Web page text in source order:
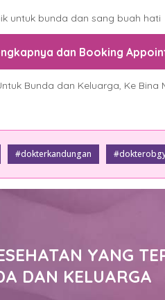
untuk bunda dan sang buah hati
dan Booking
Bunda dan Keluarga, Ke Bina
#dokterkandungan
YANG
DAN KELUARGA